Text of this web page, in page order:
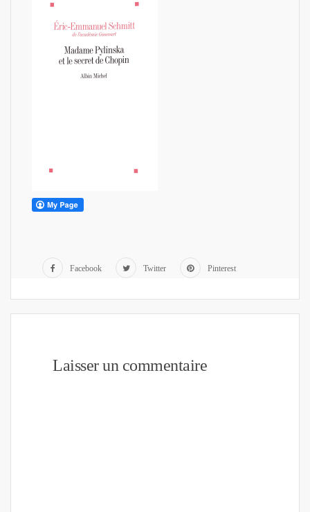
Facebook Twitter Pinterest
Laisser un commentaire